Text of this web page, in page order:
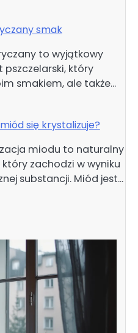
smak
to wyjątkowy
pszczelarski, który
smakiem, ale także…
się krystalizuje?
miodu to naturalny
który zachodzi w wyniku
substancji. Miód jest…